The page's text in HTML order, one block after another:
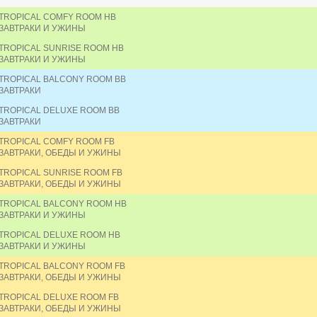
COMFY ROOM HB
И УЖИНЫ
SUNRISE ROOM HB
И УЖИНЫ
BALCONY ROOM BB
DELUXE ROOM BB
COMFY ROOM FB
ОБЕДЫ И УЖИНЫ
SUNRISE ROOM FB
ОБЕДЫ И УЖИНЫ
BALCONY ROOM HB
И УЖИНЫ
DELUXE ROOM HB
И УЖИНЫ
BALCONY ROOM FB
ОБЕДЫ И УЖИНЫ
DELUXE ROOM FB
ОБЕДЫ И УЖИНЫ